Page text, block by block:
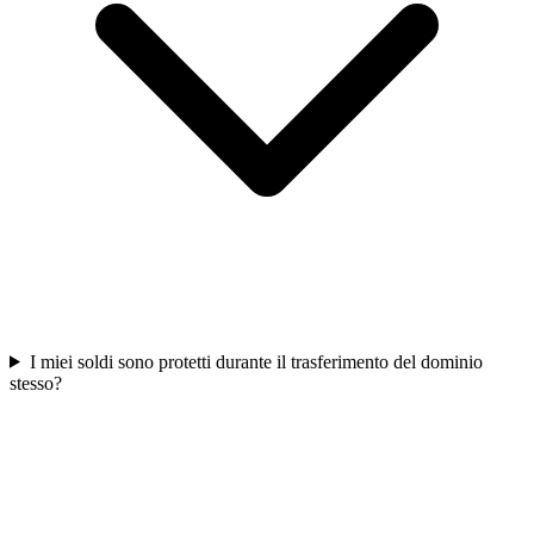
I miei soldi sono protetti durante il trasferimento del dominio
stesso?